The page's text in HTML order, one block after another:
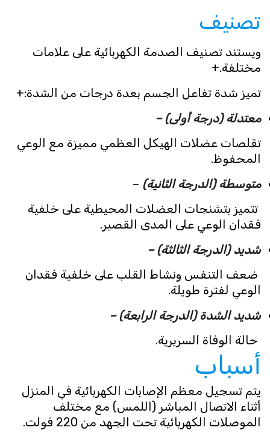
تصنيف
ويستند تصنيف الصدمة الكهربائية على علامات
مختلفة.+
تميز شدة تفاعل الجسم بعدة درجات من الشدة:+
معتدلة (درجة أولى) –
تقلصات عضلات الهيكل العظمي مميزة مع الوعي
المحفوظ.
متوسطة (الدرجة الثانية)–
تتميز بتشنجات العضلات المحيطية على خلفية
فقدان الوعي على المدى القصير.
شديد (الدرجة الثالثة) –
ضعف التنفس ونشاط القلب على خلفية فقدان
الوعي لفترة طويلة.
شديد الشدة (الدرجة الرابعة) –
حالة الوفاة السريرية.
أسباب
يتم تسجيل معظم الإصابات الكهربائية في المنزل
أثناء الاتصال المباشر (اللمس) مع مختلف
الموصلات الكهربائية تحت الجهد من 220 فولت.